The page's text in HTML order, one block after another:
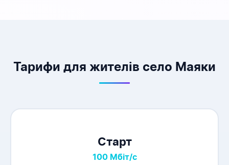
Тарифи для жителів село Маяки
Старт
100 Мбіт/с